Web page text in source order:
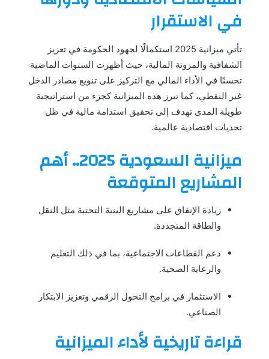
في الاستقرار
تأتي ميزانية 2025 استكمالًا لجهود الحكومة في تعزيز
الشفافية والمرونة المالية، حيث أظهرت السنوات الماضية
تحسنًا في الأداء المالي مع التركيز على تنويع مصادر الدخل
غير النفطي، كما تبرز هذه الميزانية كجزء من استراتيجية
طويلة المدى تهدف إلى تحقيق استدامة مالية في ظل
تحديات اقتصادية عالمية.
ميزانية السعودية 2025.. أهم
المشاريع المتوقعة
زيادة الإنفاق على مشاريع البنية التحتية مثل النقل
والطاقة المتجددة.
دعم القطاعات الاجتماعية، بما في ذلك التعليم
والرعاية الصحية.
الاستثمار في برامج التحول الرقمي وتعزيز الابتكار
الصناعي.
قراءة تاريخية لأداء الميزانية